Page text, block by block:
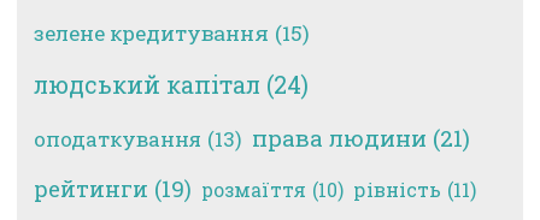
зелене кредитування (15)
людський капітал (24)
оподаткування (13) права людини (21)
рейтинги (19) розмаїття (10) рівність (11)